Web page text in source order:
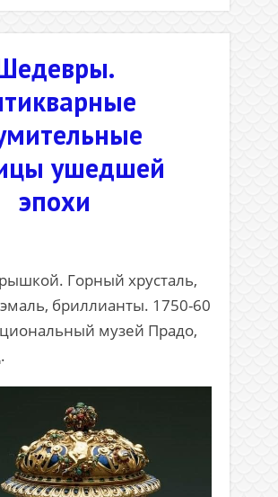
ушедшей
эпохи
Горный хрусталь,
бриллианты. 1750-60
музей Прадо,